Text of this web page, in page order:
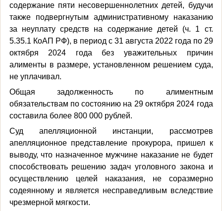
содержание пяти несовершеннолетних детей, будучи
также подвергнутым административному наказанию
за неуплату средств на содержание детей (ч. 1 ст.
5.35.1 КоАП РФ), в период с 31 августа 2022 года по 29
октября 2024 года без уважительных причин
алименты в размере, установленном решением суда,
не уплачивал.
Общая задолженность по алиментным
обязательствам по состоянию на 29 октября 2024 года
составила более 800 000 рублей.
Суд апелляционной инстанции, рассмотрев
апелляционное представление прокурора, пришел к
выводу, что назначенное мужчине наказание не будет
способствовать решению задач уголовного закона и
осуществлению целей наказания, не соразмерно
содеянному и является несправедливым вследствие
чрезмерной мягкости.